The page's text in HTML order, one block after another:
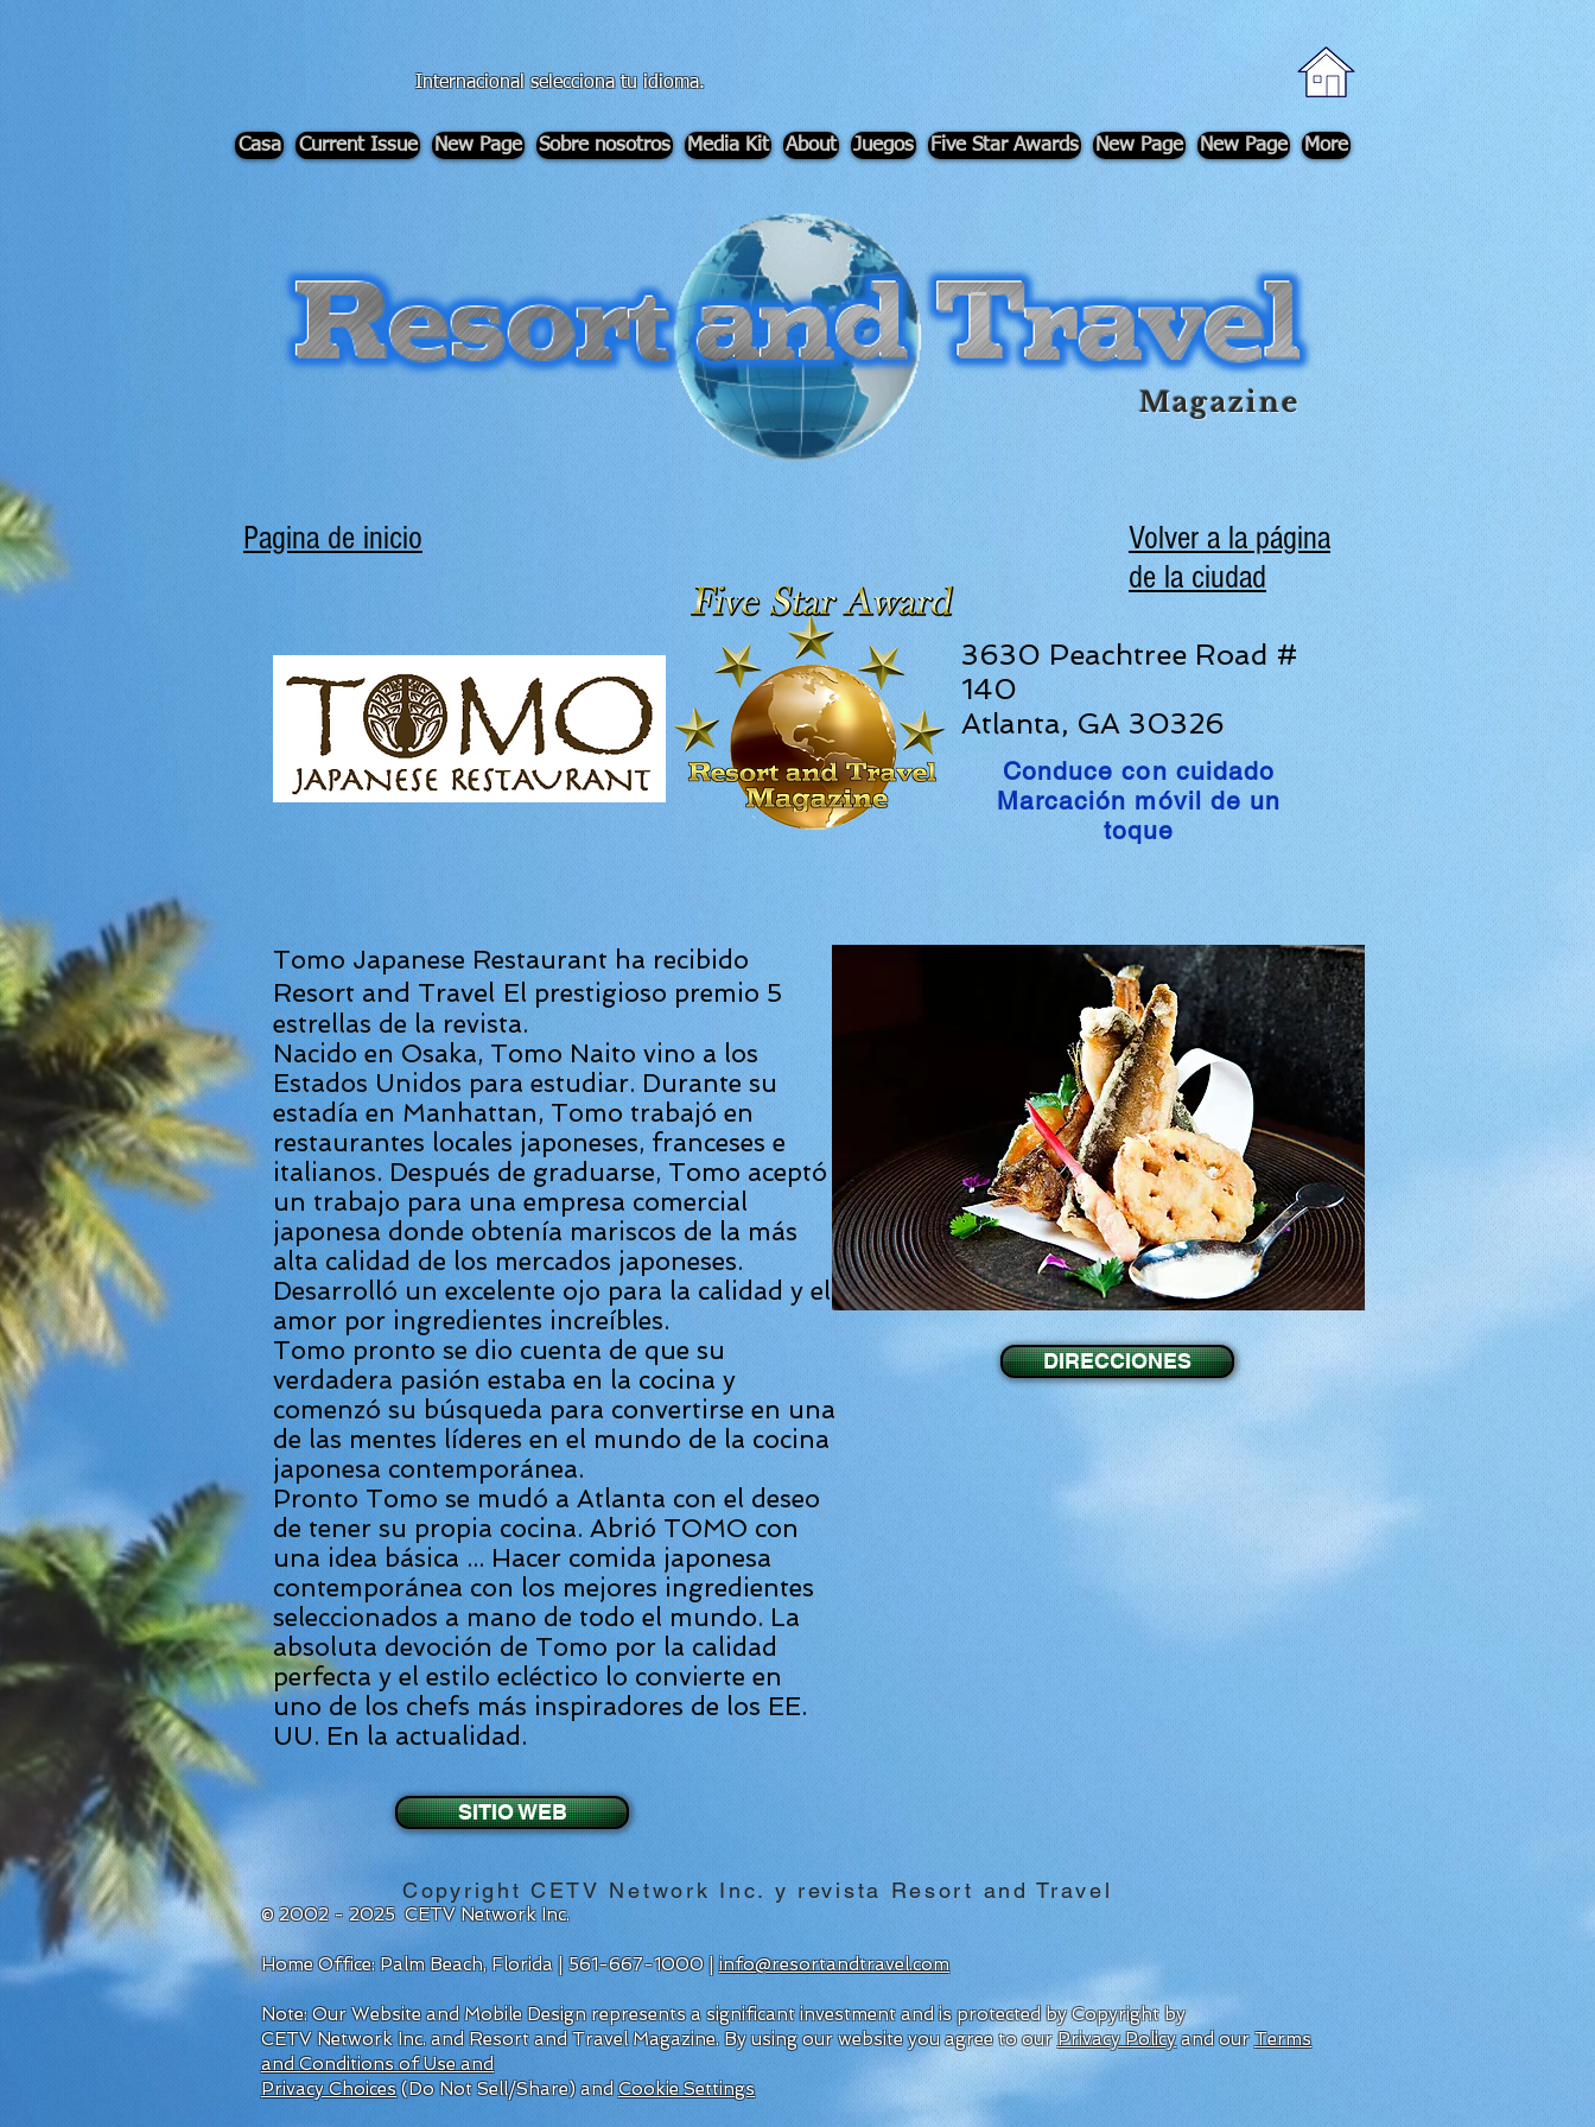
div id="myCodeElement">
Internacional selecciona tu idioma.
Casa Current Issue New Page Sobre nosotros Media Kit About Juegos Five Star Awards New Page New Page More
-
Magazine
3630 Peachtree Road #
140
Atlanta, GA 30326
Pagina de inicio
Volver a la página
de la ciudad
Conduce con cuidado
Marcación móvil de un
toque
Tomo Japanese Restaurant ha recibido
Resort and Travel El prestigioso premio 5
estrellas de la revista.
Nacido en Osaka, Tomo Naito vino a los
Estados Unidos para estudiar. Durante su
estadía en Manhattan, Tomo trabajó en
restaurantes locales japoneses, franceses e
italianos. Después de graduarse, Tomo aceptó
un trabajo para una empresa comercial
japonesa donde obtenía mariscos de la más
alta calidad de los mercados japoneses.
Desarrolló un excelente ojo para la calidad y el
amor por ingredientes increíbles.
Tomo pronto se dio cuenta de que su
verdadera pasión estaba en la cocina y
comenzó su búsqueda para convertirse en una
de las mentes líderes en el mundo de la cocina
japonesa contemporánea.
Pronto Tomo se mudó a Atlanta con el deseo
de tener su propia cocina. Abrió TOMO con
una idea básica ... Hacer comida japonesa
contemporánea con los mejores ingredientes
seleccionados a mano de todo el mundo. La
absoluta devoción de Tomo por la calidad
perfecta y el estilo ecléctico lo convierte en
uno de los chefs más inspiradores de los EE.
UU. En la actualidad.
DIRECCIONES
SITIO WEB
Copyright CETV Network Inc. y revista Resort and Travel
© 2002 - 2025 CETV Network Inc.
Home Office: Palm Beach, Florida | 561-667-1000 |info@resortandtravel.com
Note: Our Website and Mobile Design represents a significant investment and is protected by Copyright by
CETV Network Inc. and Resort and Travel Magazine. By using our website you agree to our Privacy Policyand ourTerms
and Conditions of Use and
Privacy Choices(Do Not Sell/Share) andCookie Settings